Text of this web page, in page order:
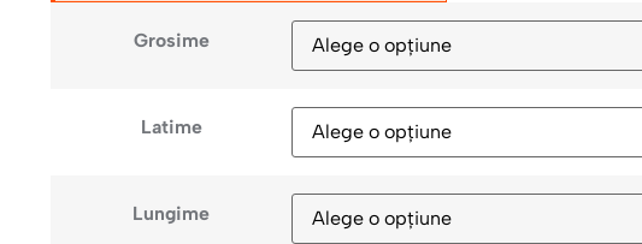
Grosime
Latime
Lungime